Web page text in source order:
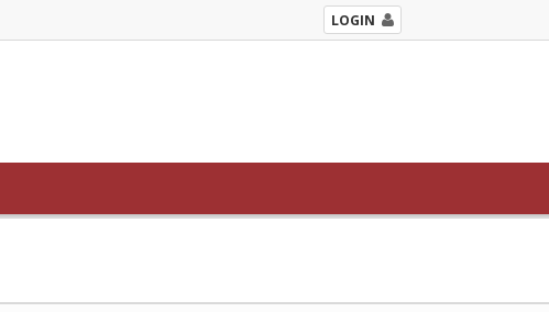
LOGIN